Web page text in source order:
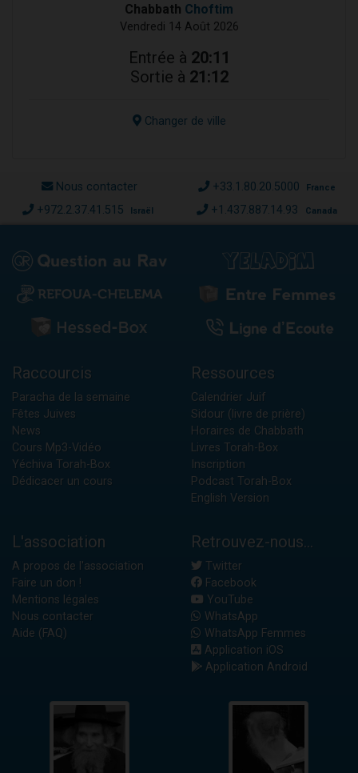
Chabbath Choftim
Vendredi 14 Août 2026
Entrée à 20:11
Sortie à 21:12
Changer de ville
Nous contacter +33.1.80.20.5000 France
+972.2.37.41.515 Israël +1.437.887.14.93 Canada
Raccourcis
Paracha de la semaine
Fêtes Juives
News
Cours Mp3-Vidéo
Yéchiva Torah-Box
Dédicacer un cours
Ressources
Calendrier Juif
Sidour (livre de prière)
Horaires de Chabbath
Livres Torah-Box
Inscription
Podcast Torah-Box
English Version
L'association
A propos de l'association
Faire un don !
Mentions légales
Nous contacter
Aide (FAQ)
Retrouvez-nous...
Twitter
Facebook
YouTube
WhatsApp
WhatsApp Femmes
Application iOS
Application Android